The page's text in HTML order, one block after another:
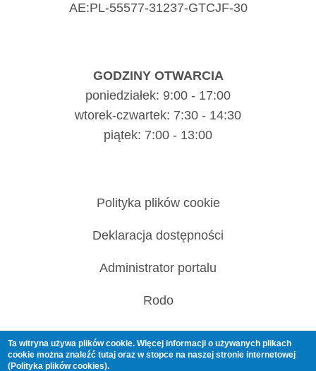
AE:PL-55577-31237-GTCJF-30
GODZINY OTWARCIA
poniedziałek: 9:00 - 17:00
wtorek-czwartek: 7:30 - 14:30
piątek: 7:00 - 13:00
Polityka plików cookie
Deklaracja dostępności
Administrator portalu
Rodo
Ta witryna używa plików cookie. Więcej informacji o używanych plikach
cookie można znaleźćtutaj oraz w stopce na naszej stronie internetowej
(Polityka plików cookies).